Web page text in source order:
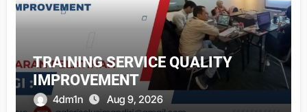
TRAINING SERVICE QUALITY
IMPROVEMENT
4dm1n Aug 9, 2026